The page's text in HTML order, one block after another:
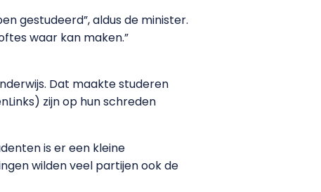
gestudeerd”, aldus de minister.
waar kan maken.”
Dat maakte studeren
zijn op hun schreden
is er een kleine
wilden veel partijen ook de